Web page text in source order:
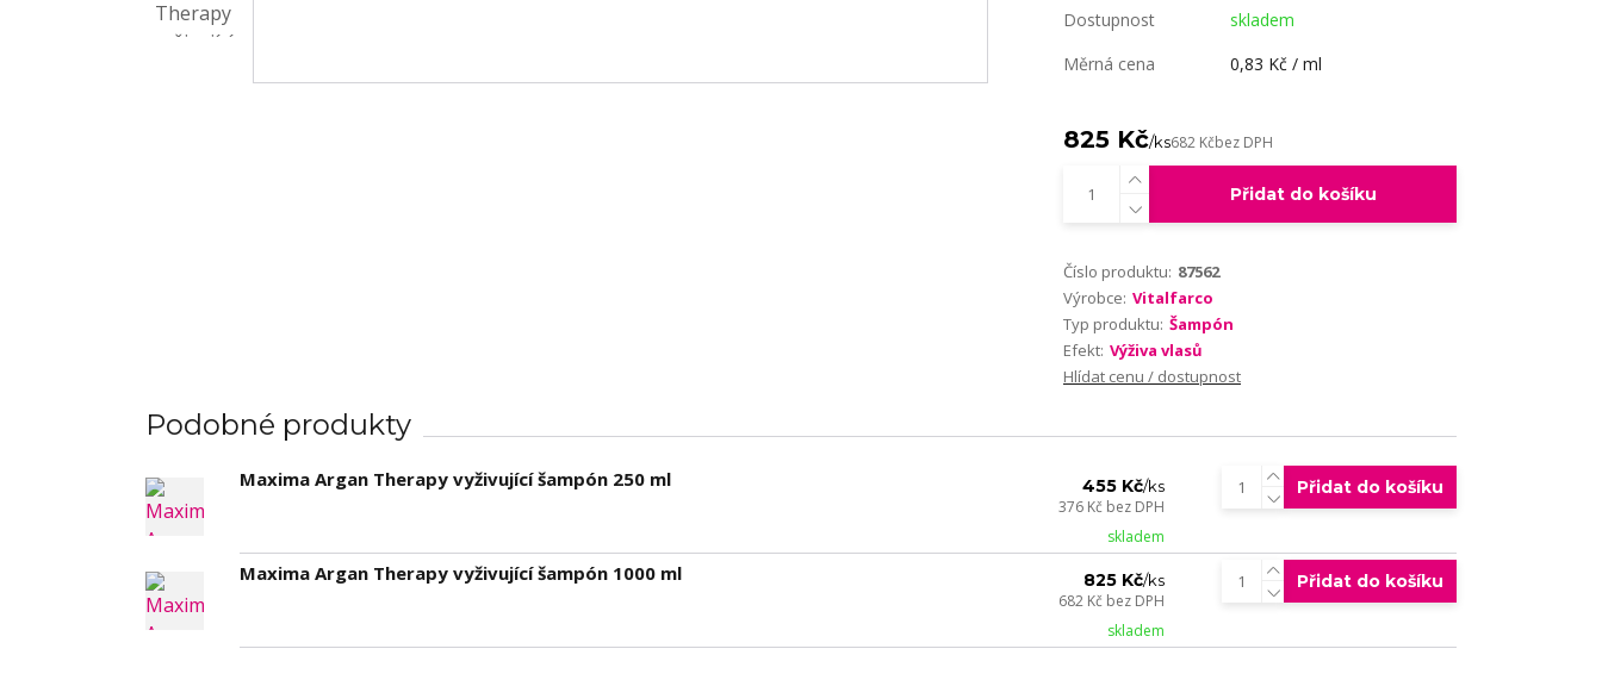
Dostupnost
skladem
Měrná cena
0,83 Kč / ml
825 Kč/ks682 Kčbez DPH
Přidat do košíku
Číslo produktu: 87562
Výrobce: Vitalfarco
Typ produktu: Šampón
Efekt: Výživa vlasů
Hlídat cenu / dostupnost
Podobné produkty
Maxima Argan Therapy vyživující šampón 250 ml 455 Kč/ks
376 Kč bez DPH
skladem
Přidat do košíku
Maxima Argan Therapy vyživující šampón 1000 ml 825 Kč/ks
682 Kč bez DPH
skladem
Přidat do košíku